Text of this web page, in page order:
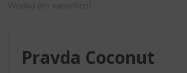
Wodka (en varianten)
Pravda Coconut